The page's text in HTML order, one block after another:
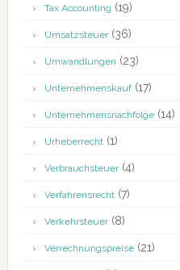
Tax Accounting (19)
Umsatzsteuer(36)
Umwandlungen (23)
Unternehmenskauf(17)
Unternehmensnachfolge(14)
Urheberrecht(1)
Verbrauchsteuer(4)
Verfahrensrecht(7)
Verkehrsteuer(8)
Verrechnungspreise(21)